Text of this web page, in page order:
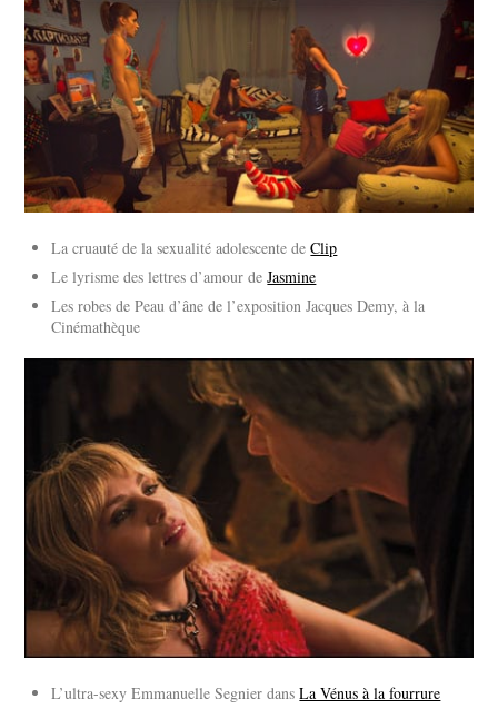
La cruauté de la sexualité adolescente deClip
Le lyrisme des lettres d’amour deJasmine
Les robes de Peau d’âne de l’exposition Jacques Demy, à la
Cinémathèque
L’ultra-sexy Emmanuelle Segnier dansLa Vénus à la fourrure